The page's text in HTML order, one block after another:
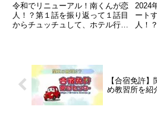
令和でリニューアル！南くんが恋
人！？第１話を振り返って１話目
からチュッチュして、ホテル行こ
2024
ート
人！
【合宿免許
め教習所を紹